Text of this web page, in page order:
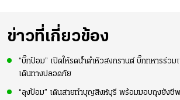
ข่าวที่เกี่ยวข้อง
“บิ๊กป้อม” เปิดให้รดน้ำดำหัวสงกรานต์ บิ๊กทหารร่ว
เดินทางปลอดภัย
“ลุงป้อม” เดินสายทำบุญสิงห์บุรี พร้อมมอบถุงยังชีพ